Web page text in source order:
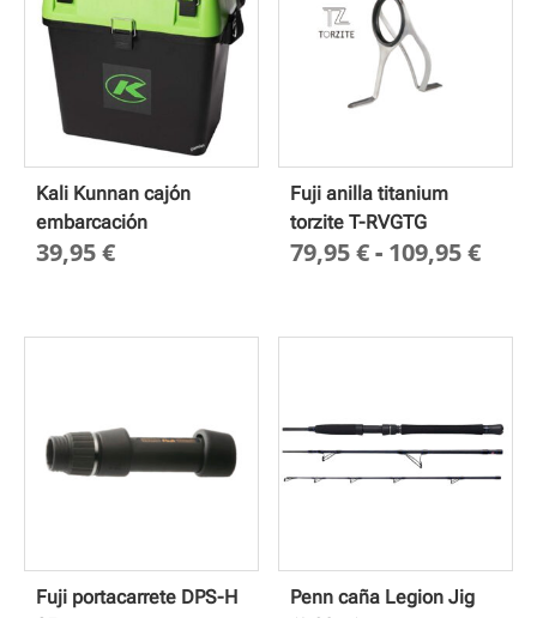
Kali Kunnan cajón
embarcación
39,95€
Fuji anilla titanium
torzite T-RVGTG
79,95€- 109,95€
Fuji portacarrete DPS-H
Penn caña Legion Jig